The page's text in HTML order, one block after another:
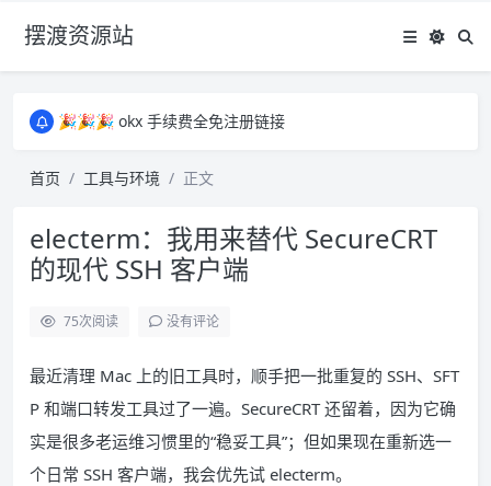
摆渡资源站
🎉🎉🎉 okx 手续费全免注册链接
所有资源均为免费网盘资源，资源失效请备注留言，感谢！
🎉🎉🎉 okx 手续费全免注册链接
首页 工具与环境 正文
electerm：我用来替代 SecureCRT
的现代 SSH 客户端
75次阅读 没有评论
最近清理 Mac 上的旧工具时，顺手把一批重复的 SSH、SFT
P 和端口转发工具过了一遍。SecureCRT 还留着，因为它确
实是很多老运维习惯里的“稳妥工具”；但如果现在重新选一
个日常 SSH 客户端，我会优先试 electerm。